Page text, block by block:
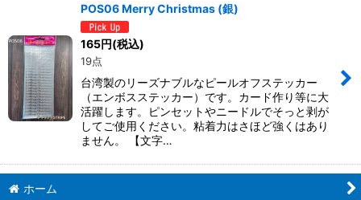
POS06 Merry Christmas (銀)
165円(税込)
19点
台湾製のリーズナブルなピールオフステッカー
（エンボスステッカー）です。カード作り等に大
活躍します。ピンセットやニードルでそっと剥が
してご使用ください。粘着力はさほど強くはあり
ません。 【文字…
ホーム